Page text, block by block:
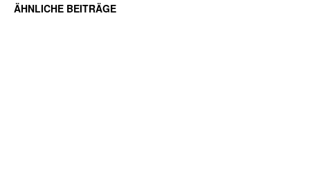
ÄHNLICHE BEITRÄGE